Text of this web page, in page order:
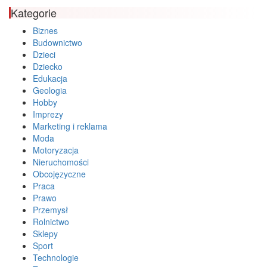
Kategorie
Biznes
Budownictwo
Dzieci
Dziecko
Edukacja
Geologia
Hobby
Imprezy
Marketing i reklama
Moda
Motoryzacja
Nieruchomości
Obcojęzyczne
Praca
Prawo
Przemysł
Rolnictwo
Sklepy
Sport
Technologie